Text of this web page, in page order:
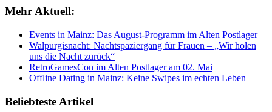
Mehr Aktuell:
Events in Mainz: Das August-Programm im Alten Postlager
Walpurgisnacht: Nachtspaziergang für Frauen – „Wir holen
uns die Nacht zurück“
RetroGamesCon im Alten Postlager am 02. Mai
Offline Dating in Mainz: Keine Swipes im echten Leben
Beliebteste Artikel